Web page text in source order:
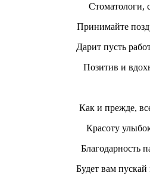
Стоматологи,
Принимайте
Дарит пусть
Позитив и
Как и прежде,
Красоту
Благодарность
Будет вам пускай